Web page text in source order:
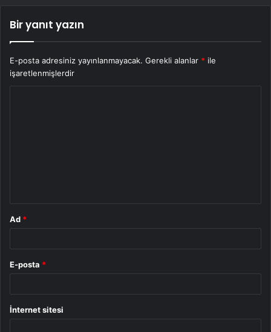
Bir yanıt yazın
E-posta adresiniz yayınlanmayacak. Gerekli alanlar * ile
işaretlenmişlerdir
Ad *
E-posta *
İnternet sitesi